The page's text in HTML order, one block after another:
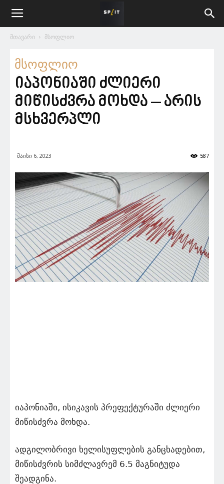
მთავარი მსოფლიო
მსოფლიო
იაპონიაში ძლიერი
მიწისძვრა მოხდა – არის
მსხვერპლი
მაისი 6, 2023 587
იაპონიაში, ისიკავის პრეფექტურაში ძლიერი
მიწისძვრა მოხდა.
ადგილობრივი ხელისუფლების განცხადებით,
მიწისძვრის სიმძლავრემ 6.5 მაგნიტუდა
შეადგინა.